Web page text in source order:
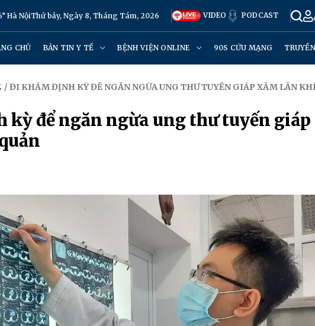
Hà NộiThứ bảy, Ngày 8, Tháng Tám, 2026 VIDEO PODCAST
CHỦ BẢN TIN Y TẾ BỆNH VIỆN ONLINE 90S CỨU MẠNG
/ ĐI KHÁM ĐỊNH KỲ ĐỂ NGĂN NGỪA UNG THƯ TUYẾN GIÁP XÂM LẤN
kỳ để ngăn ngừa ung thư tuyến giáp